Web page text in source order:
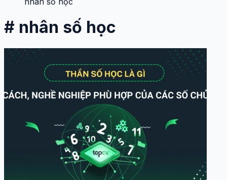
# nhân số học